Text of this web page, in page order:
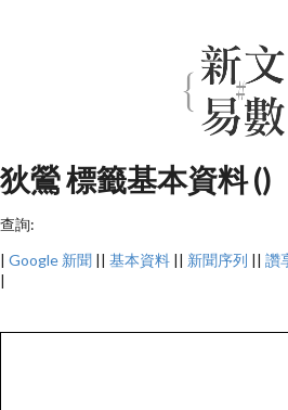
狄鶯 標籤基本資料 ()
查詢:
| Google 新聞 || 基本資料 || 新聞序列 || 讚
|